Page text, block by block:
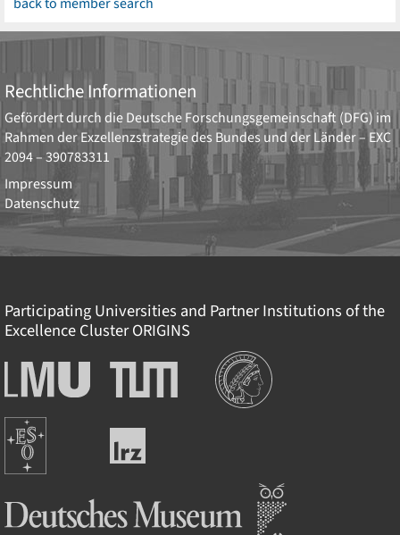
back to member search
Rechtliche Informationen
Gefördert durch dieDeutsche Forschungsgemeinschaft (DFG) im
Rahmen der Exzellenzstrategie des Bundes und der Länder – EXC
2094 – 390783311
Impressum
Datenschutz
Participating Universities and Partner Institutions of the
Excellence ClusterORIGINS
Ludwig-
Maximilians-
München
Technische
Universität
Institutions
Europäische
Südsternwarte
Leibniz-
Rechenzentrum
Deutsches Museum